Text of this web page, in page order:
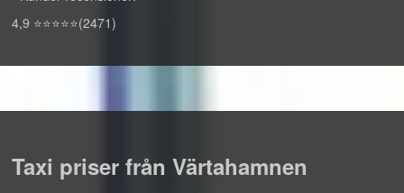
4,9 ⭐⭐⭐⭐⭐(2471)
Taxi priser från Värtahamnen